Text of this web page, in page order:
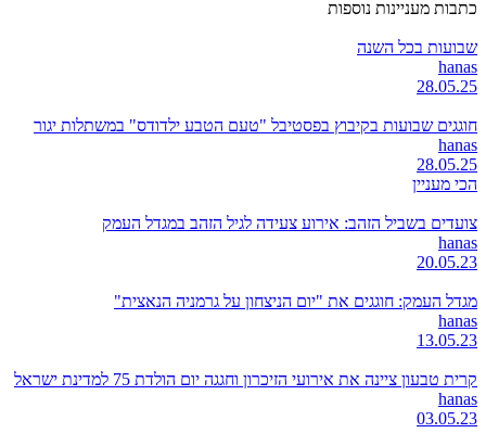
כתבות מעניינות נוספות
שבועות בכל השנה
hanas
28.05.25
חוגגים שבועות בקיבוץ בפסטיבל "טעם הטבע ילדודס" במשתלות יגור
hanas
28.05.25
הכי מעניין
צועדים בשביל הזהב: אירוע צעידה לגיל הזהב במגדל העמק
hanas
20.05.23
מגדל העמק: חוגגים את "יום הניצחון על גרמניה הנאצית"
hanas
13.05.23
קרית טבעון ציינה את אירועי הזיכרון וחגגה יום הולדת 75 למדינת ישראל
hanas
03.05.23